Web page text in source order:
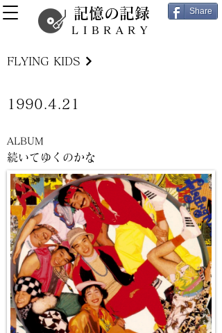
記憶の記録
LIBRARY
Share
続いてゆくのかな
FLYING KIDS
1990.4.21
ALBUM